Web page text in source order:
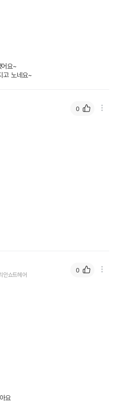
명에 유통기한 명시된 경우, 해당
요~
고 노네요~
0
안쇼트헤어
요
0